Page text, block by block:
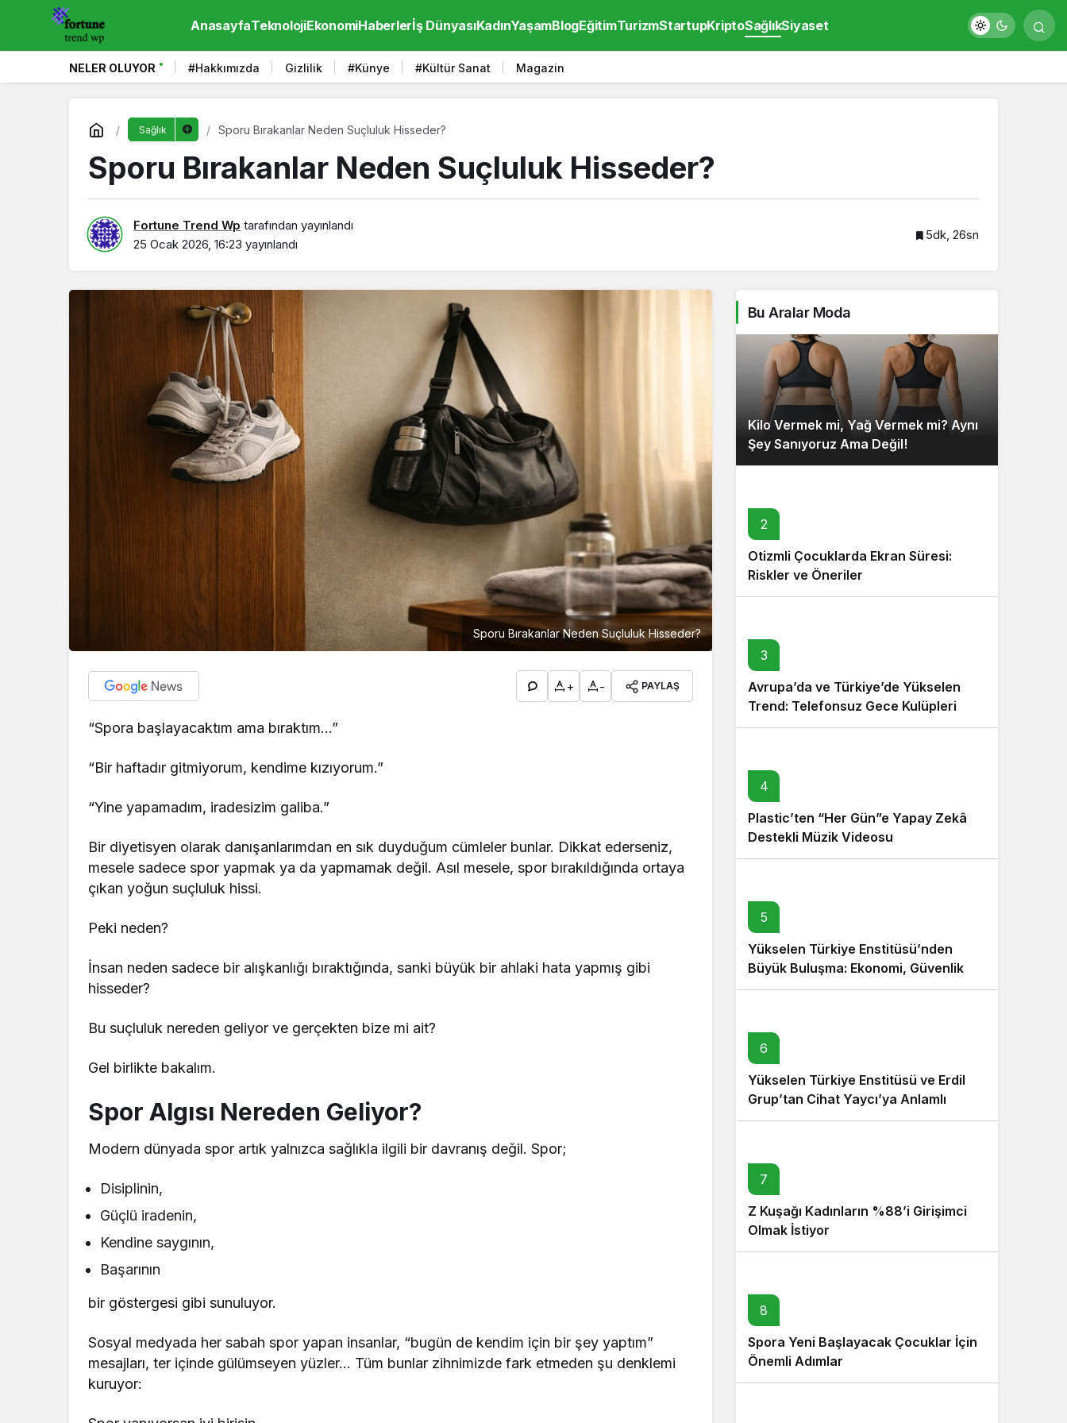
AnasayfaTeknolojiEkonomiHaberlerİş DünyasıKadınYaşamBlogEğitimTurizmStartupKriptoSağlıkSiyaset
NELER OLUYOR #Hakkımızda Gizlilik #Künye #Kültür Sanat Magazin
Sağlık Sporu Bırakanlar Neden Suçluluk Hisseder?
Sporu Bırakanlar Neden Suçluluk Hisseder?
Fortune Trend Wp tarafından yayınlandı
25 Ocak 2026, 16:23 yayınlandı
5dk, 26sn
Sporu Bırakanlar Neden Suçluluk Hisseder?
+ - PAYLAŞ
“Spora başlayacaktım ama bıraktım…”
“Bir haftadır gitmiyorum, kendime kızıyorum.”
“Yine yapamadım, iradesizim galiba.”
Bir diyetisyen olarak danışanlarımdan en sık duyduğum cümleler bunlar. Dikkat ederseniz,
mesele sadece spor yapmak ya da yapmamak değil. Asıl mesele, spor bırakıldığında ortaya
çıkan yoğun suçluluk hissi.
Peki neden?
İnsan neden sadece bir alışkanlığı bıraktığında, sanki büyük bir ahlaki hata yapmış gibi
hisseder?
Bu suçluluk nereden geliyor ve gerçekten bize mi ait?
Gel birlikte bakalım.
Spor Algısı Nereden Geliyor?
Modern dünyada spor artık yalnızca sağlıkla ilgili bir davranış değil. Spor;
Disiplinin,
Güçlü iradenin,
Kendine saygının,
Başarının
bir göstergesi gibi sunuluyor.
Sosyal medyada her sabah spor yapan insanlar, “bugün de kendim için bir şey yaptım”
mesajları, ter içinde gülümseyen yüzler… Tüm bunlar zihnimizde fark etmeden şu denklemi
kuruyor:
Bu Aralar Moda
Kilo Vermek mi, Yağ Vermek mi? Aynı
Şey Sanıyoruz Ama Değil!
2
Otizmli Çocuklarda Ekran Süresi:
Riskler ve Öneriler
3
Avrupa’da ve Türkiye’de Yükselen
Trend: Telefonsuz Gece Kulüpleri
4
Plastic’ten “Her Gün”e Yapay Zekâ
Destekli Müzik Videosu
5
Yükselen Türkiye Enstitüsü’nden
Büyük Buluşma: Ekonomi, Güvenlik
Politikaları ve Hukuk Konferansı
6
Yükselen Türkiye Enstitüsü ve Erdil
Grup’tan Cihat Yaycı’ya Anlamlı
Ziyaret
7
Z Kuşağı Kadınların %88’i Girişimci
Olmak İstiyor
8
Spora Yeni Başlayacak Çocuklar İçin
Önemli Adımlar